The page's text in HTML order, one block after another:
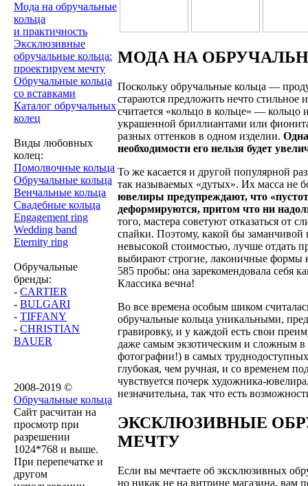
Мода на обручальные
кольца
и практичность
Эксклюзивные
обручальные кольца:
проектируем мечту
Обручальные кольца
со вставками
Каталог обручальных
колец
Виды любовных
колец:
Помолвочные кольца
Обручальные кольца
Венчальные кольца
Свадебные кольца
Engagement ring
Wedding band
Eternity ring
Обручальные
бренды:
- CARTIER
- BULGARI
- TIFFANY
- CHRISTIAN
BAUER
2008-2019 ©
Обручальные кольца
Сайт расчитан на
просмотр при
разрешении
1024*768 и выше.
При перепечатке и
другом
МОДА НА
Поскольку обручальные кольца —
стараются предложить нечто
считается «кольцо в кольце» — кольцо
украшенной бриллиантами или
разных оттенков в одном изделии.
необходимости его нельзя будет
То же касается и другой популярной
так называемых «дутых». Их масса не
ювелиры предупреждают, что
деформируются, притом что ни
того, мастера советуют отказаться от
спайки. Поэтому, какой бы
невысокой стоимостью, лучше отдать
выбирают строгие, лаконичные формы
585 пробы: она зарекомендовала себя
Классика вечна!
Во все времена особым шиком
обручальные кольца уникальными,
гравировку, и у каждой есть свои
даже самым экзотическим и сложным
фотографии!) в самых
глубокая, чем ручная, и со временем
чувствуется почерк художника-
незначительна, так что есть
ЭКСКЛЮЗИВНЫЕ
МЕЧТУ
Если вы мечтаете об эксклюзивных
но никак не на витрине магазина, вам